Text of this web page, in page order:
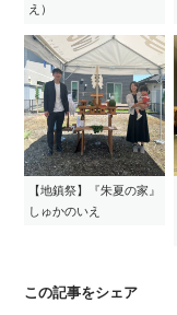
え）
【地鎮祭】『朱夏の家』
しゅかのいえ
この記事をシェア